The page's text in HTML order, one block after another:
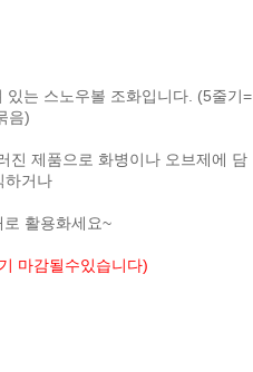
는 스노우볼 조화입니다. (5줄기=
음)
진 제품으로 화병이나 오브제에 담
하거나
활용화세요~
마감될수있습니다)